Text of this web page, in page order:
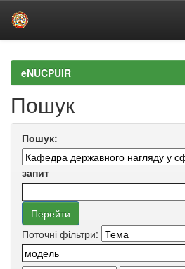
navigationeNUCPUIR
Пошук
Пошук:
запит
Поточні фільтри: